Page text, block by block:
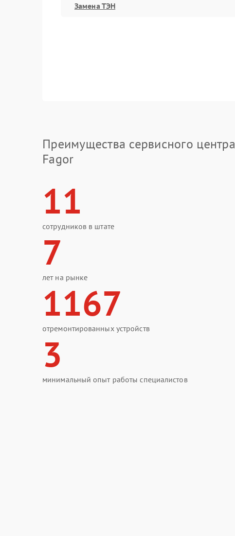
Замена ТЭН
Преимущества сервисного центра
Fagor
11
сотрудников в штате
7
лет на рынке
1167
отремонтированных устройств
3
минимальный опыт работы специалистов